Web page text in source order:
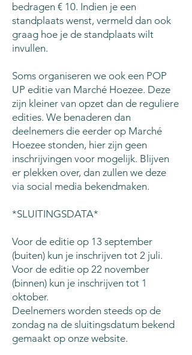
bedragen € 10. Indien je een
standplaats wenst, vermeld dan ook
graag hoe je de standplaats wilt
invullen.
Soms organiseren we ook een POP
UP editie van Marché Hoezee. Deze
zijn kleiner van opzet dan de reguliere
edities. We benaderen dan
deelnemers die eerder op Marché
Hoezee stonden, hier zijn geen
inschrijvingen voor mogelijk. Blijven
er plekken over, dan zullen we deze
via social media bekendmaken.
*SLUITINGSDATA*
Voor de editie op 13 september
(buiten) kun je inschrijven tot 2 juli.
Voor de editie op 22 november
(binnen) kun je inschrijven tot 1
oktober.
Deelnemers worden steeds op de
zondag na de sluitingsdatum bekend
gemaakt op onze website.